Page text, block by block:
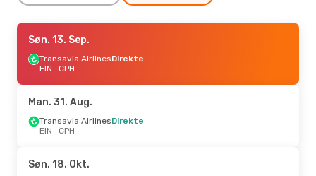
Fre. 25. Sep.- Søn. 27. Sep.
Transavia AirlinesDirekte
EIN- CPH
CPH- EIN
Fre. 4. Sep.- Søn. 6. Sep.
Transavia Airlines
CPH- EIN
Søn. 13. Sep.
Transavia AirlinesDirekte
EIN- CPH
Man. 31. Aug.
Transavia AirlinesDirekte
EIN- CPH
Søn. 18. Okt.